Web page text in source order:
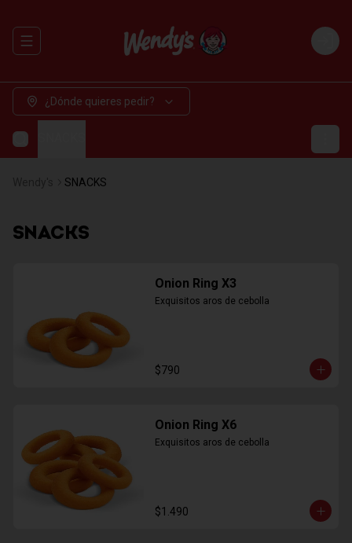
Abrir menu de navegación Login
¿Dónde quieres pedir?
SNACKS
SNACKS
Onion Ring X3
Exquisitos aros de cebolla
$790
Onion Ring X6
Exquisitos aros de cebolla
$1.490